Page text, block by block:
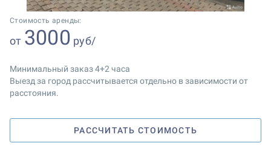
Стоимость аренды:
от 3000 руб/
Минимальный заказ 4+2 часа
Выезд за город рассчитывается отдельно в зависимости от
расстояния.
РАССЧИТАТЬ СТОИМОСТЬ